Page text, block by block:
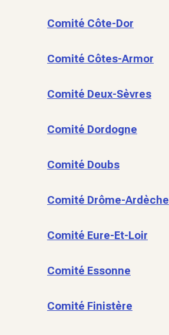
Comité Côte-Dor
Comité Côtes-Armor
Comité Deux-Sèvres
Comité Dordogne
Comité Doubs
Comité Drôme-Ardèche
Comité Eure-Et-Loir
Comité Essonne
Comité Finistère